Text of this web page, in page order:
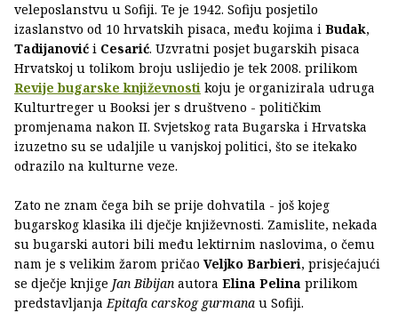
veleposlanstvu u Sofiji. Te je 1942. Sofiju posjetilo
izaslanstvo od 10 hrvatskih pisaca, među kojima i Budak,
Tadijanović i Cesarić. Uzvratni posjet bugarskih pisaca
Hrvatskoj u tolikom broju uslijedio je tek 2008. prilikom
Revije bugarske književnosti koju je organizirala udruga
Kulturtreger u Booksi jer s društveno - političkim
promjenama nakon II. Svjetskog rata Bugarska i Hrvatska
izuzetno su se udaljile u vanjskoj politici, što se itekako
odrazilo na kulturne veze.
Zato ne znam čega bih se prije dohvatila - još kojeg
bugarskog klasika ili dječje književnosti. Zamislite, nekada
su bugarski autori bili među lektirnim naslovima, o čemu
nam je s velikim žarom pričao Veljko Barbieri, prisjećajući
se dječje knjige Jan Bibijan autora Elina Pelina prilikom
predstavljanjaEpitafa carskog gurmana u Sofiji.